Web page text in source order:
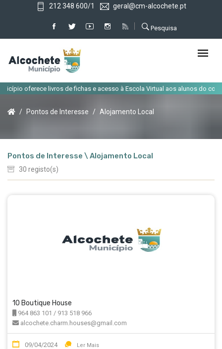
212 348 600/1 geral@cm-alcochete.pt
Pesquisa
livros de fichas e acesso à Escola Virtual aos alunos do concelho |
Pontos de Interesse Alojamento Local
Pontos de Interesse \ Alojamento Local
30 registo(s)
10 Boutique House
964 863 101 / 913 518 966
alcochete.charm.houses@gmail.com
09/04/2024 Ler Mais